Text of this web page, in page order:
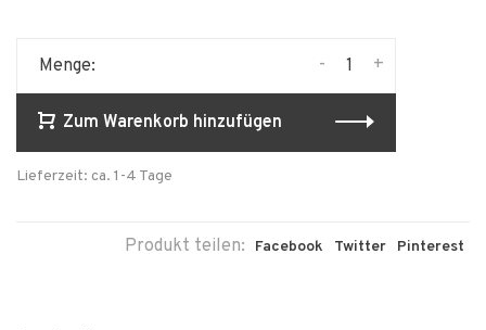
Menge: +
-
Zum Warenkorb hinzufügen
Lieferzeit: ca. 1-4 Tage
Produkt teilen: Facebook Twitter Pinterest